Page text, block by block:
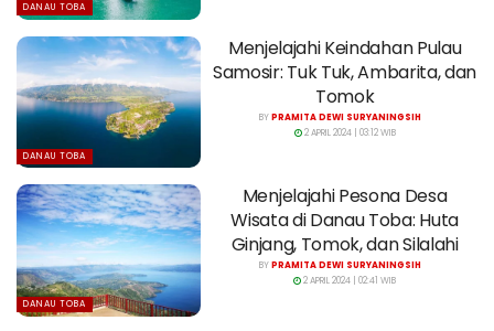
DANAU TOBA
DANAU TOBA
Menjelajahi Keindahan Pulau
Samosir: Tuk Tuk, Ambarita, dan
Tomok
BYPRAMITA DEWI SURYANINGSIH
2 APRIL 2024 | 03:12 WIB
DANAU TOBA
Menjelajahi Pesona Desa
Wisata di Danau Toba: Huta
Ginjang, Tomok, dan Silalahi
BYPRAMITA DEWI SURYANINGSIH
2 APRIL 2024 | 02:41 WIB